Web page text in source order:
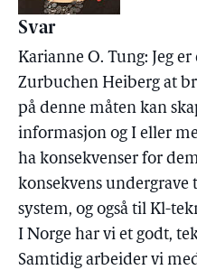
Svar
Karianne O. Tung: Jeg
Zurbuchen Heiberg at
på denne måten kan
informasjon og I eller
ha konsekvenser for
konsekvens
system, og også til Kl-
I Norge har vi et godt,
Samtidig arbeider vi